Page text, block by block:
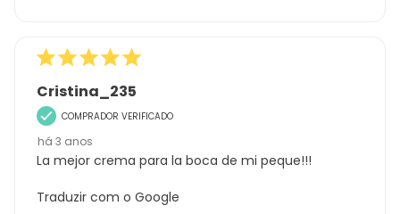
Cristina_235
COMPRADOR VERIFICADO
há 3 anos
La mejor crema para la boca de mi peque!!!
Traduzir com o Google